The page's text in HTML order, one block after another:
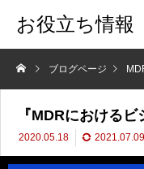
お役立ち情報
ブログページ
『MDRにおける
2020.05.18 2021.07.09